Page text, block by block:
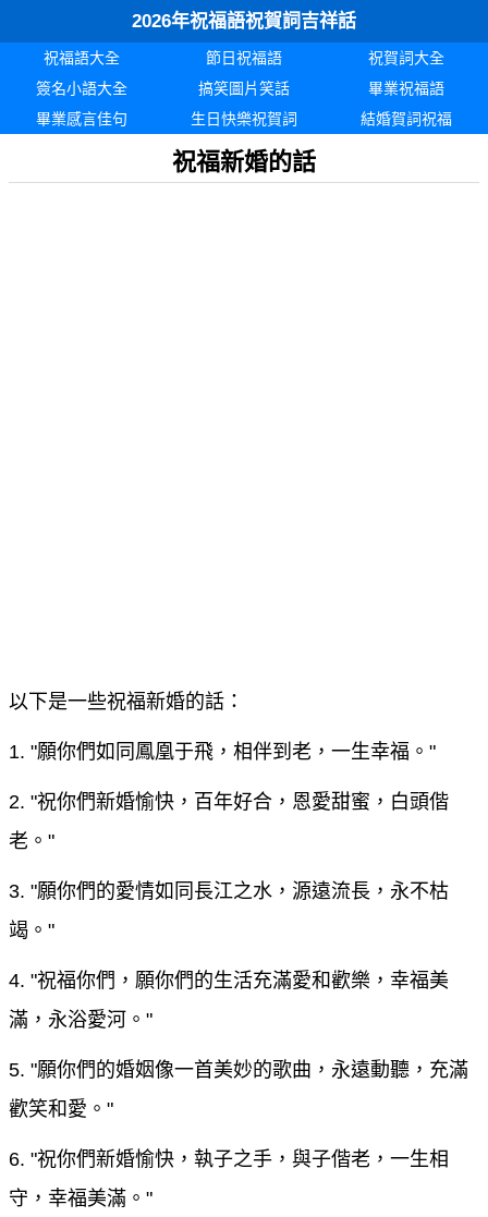
2026年祝福語祝賀詞吉祥話
祝福語大全 節日祝福語
祝賀詞大全
簽名小語大全
搞笑圖片笑話
畢業祝福語
畢業感言佳句
生日快樂祝賀詞 結婚賀詞祝福
祝福新婚的話
以下是一些祝福新婚的話：
1. "願你們如同鳳凰于飛，相伴到老，一生幸福。"
2. "祝你們新婚愉快，百年好合，恩愛甜蜜，白頭偕
老。"
3. "願你們的愛情如同長江之水，源遠流長，永不枯
竭。"
4. "祝福你們，願你們的生活充滿愛和歡樂，幸福美
滿，永浴愛河。"
5. "願你們的婚姻像一首美妙的歌曲，永遠動聽，充滿
歡笑和愛。"
6. "祝你們新婚愉快，執子之手，與子偕老，一生相
守，幸福美滿。"